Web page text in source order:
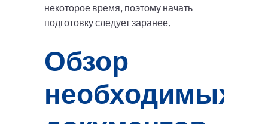
некоторое время, поэтому начать
подготовку следует заранее.
Обзор
необходимых